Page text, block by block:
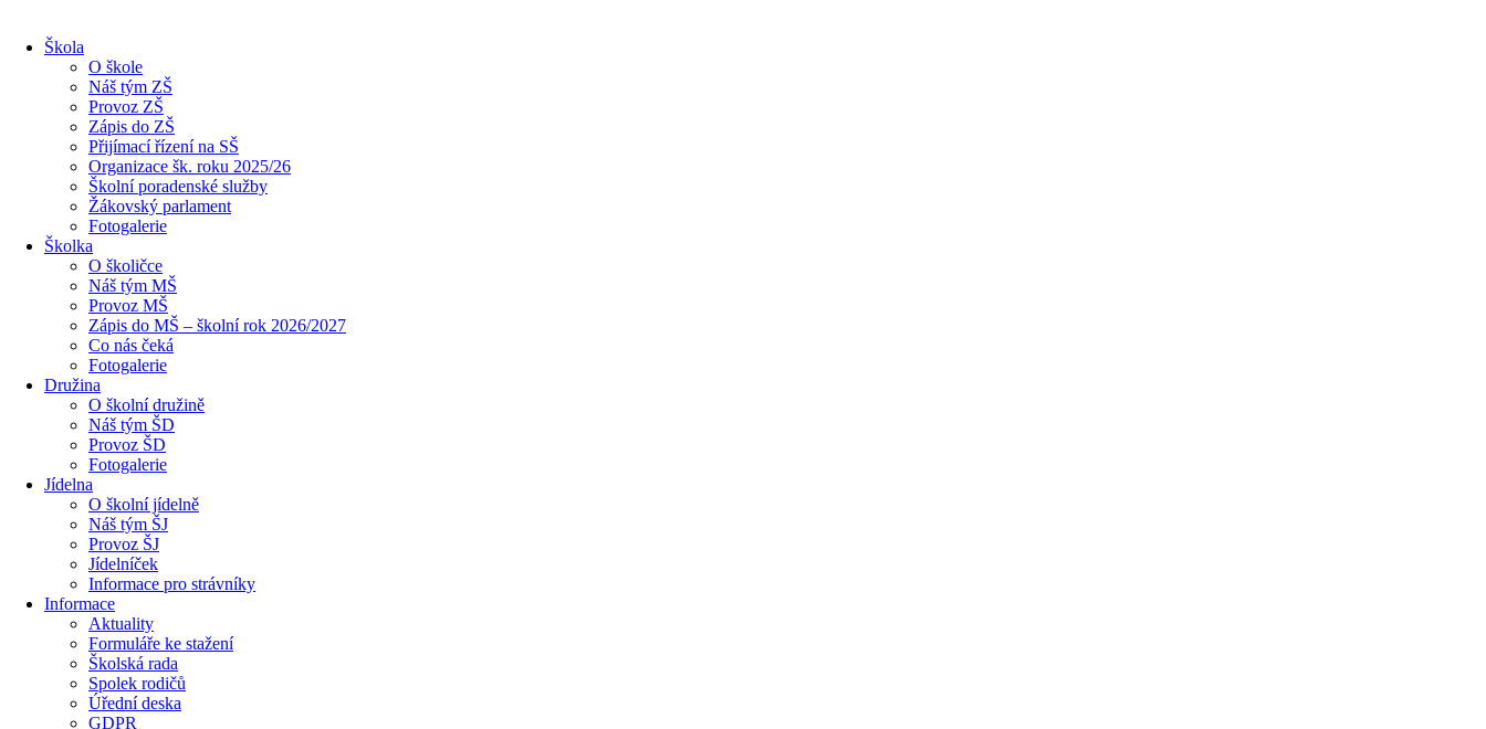
Škola
O škole
Náš tým ZŠ
Provoz ZŠ
Zápis do ZŠ
Přijímací řízení na SŠ
Organizace šk. roku 2025/26
Školní poradenské služby
Žákovský parlament
Fotogalerie
Školka
O školičce
Náš tým MŠ
Provoz MŠ
Zápis do MŠ – školní rok 2026/2027
Co nás čeká
Fotogalerie
Družina
O školní družině
Náš tým ŠD
Provoz ŠD
Fotogalerie
Jídelna
O školní jídelně
Náš tým ŠJ
Provoz ŠJ
Jídelníček
Informace pro strávníky
Informace
Aktuality
Formuláře ke stažení
Školská rada
Spolek rodičů
Úřední deska
GDPR